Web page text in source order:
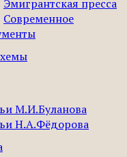
Эмигрантская пресса
Современное
М.И.Буланова
Н.А.Фёдорова